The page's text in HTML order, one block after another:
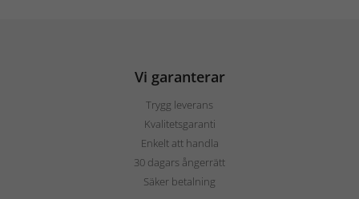
Vi garanterar
Trygg leverans
Kvalitetsgaranti
Enkelt att handla
30 dagars ångerrätt
Säker betalning